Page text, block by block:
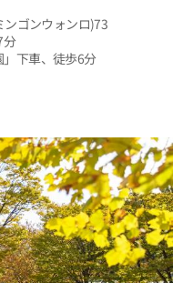
ゴンウォンロ)73
分
」下車、徒歩6分